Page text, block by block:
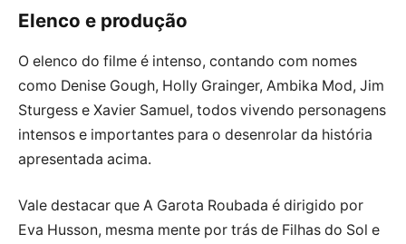
Elenco e produção
O elenco do filme é intenso, contando com nomes
como Denise Gough, Holly Grainger, Ambika Mod, Jim
Sturgess e Xavier Samuel, todos vivendo personagens
intensos e importantes para o desenrolar da história
apresentada acima.
Vale destacar que A Garota Roubada é dirigido por
Eva Husson, mesma mente por trás de Filhas do Sol e